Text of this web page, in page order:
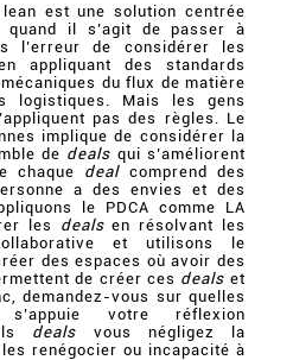
est une solution centrée
quand il s’agit de passer à
l’erreur de considérer les
appliquant des standards
du flux de matière
logistiques. Mais les gens
pas des règles. Le
implique de considérer la
de deals qui s’améliorent
chaque dealcomprend des
a des envies et des
le PDCA comme LA
les dealsen résolvant les
et utilisons le
des espaces où avoir des
de créer ces deals et
demandez-vous sur quelles
s’appuie votre réflexion
deals vous négligez la
renégocier ou incapacité à